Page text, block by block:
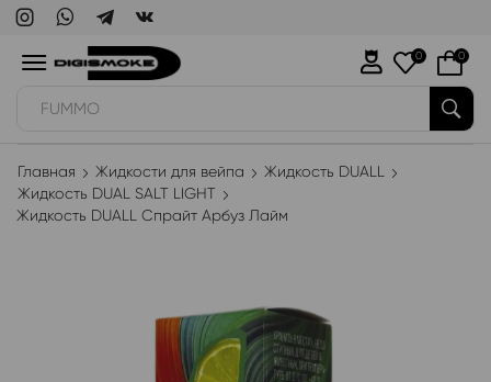
FUMMO
0 0
Главная Жидкости для вейпа
Жидкость DUALL
Жидкость DUAL SALT LIGHT
Жидкость DUALL Спрайт Арбуз Лайм